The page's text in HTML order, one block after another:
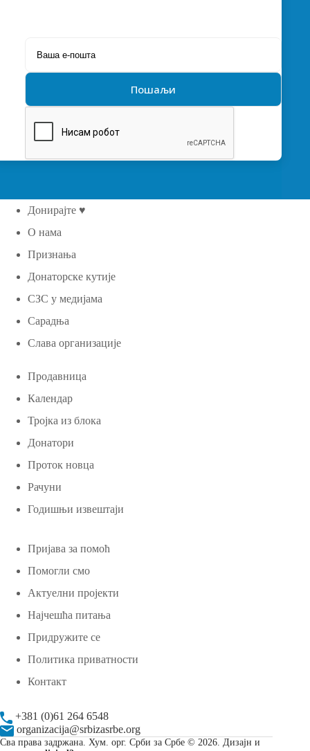
Донирајте ♥
О нама
Признања
Донаторске кутије
СЗС у медијама
Сарадња
Слава организације
Продавница
Календар
Тројка из блока
Донатори
Проток новца
Рачуни
Годишњи извештаји
Пријава за помоћ
Помогли смо
Актуелни пројекти
Најчешћа питања
Придружите се
Политика приватности
Контакт
+381 (0)61 264 6548
organizacija@srbizasrbe.org
Сва права задржана. Хум. орг. Срби за Србе © 2026. Дизајн и